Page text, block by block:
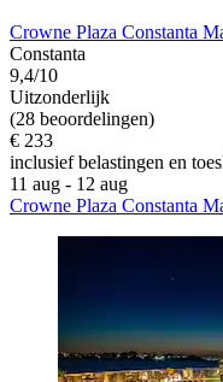
Crowne Plaza Constanta
Constanta
9,4/10
Uitzonderlijk
(28 beoordelingen)
€ 233
inclusief belastingen en
11 aug - 12 aug
Crowne Plaza Constanta